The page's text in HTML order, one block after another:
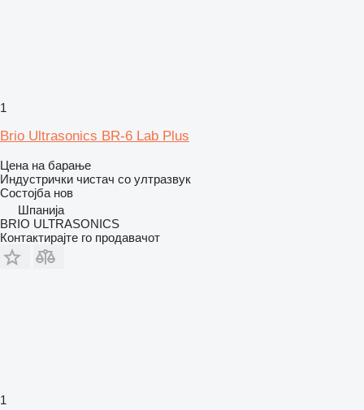
1
Brio Ultrasonics BR-6 Lab Plus
Цена на барање
Индустрички чистач со ултразвук
Состојба нов
Шпанија
BRIO ULTRASONICS
Контактирајте го продавачот
1